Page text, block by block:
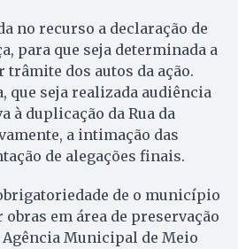
no recurso a declaração de
para que seja determinada a
dos autos da ação.
que seja realizada audiência
duplicação da Rua da
a intimação das
de alegações finais.
de o município
em área de preservação
Agência Municipal de Meio